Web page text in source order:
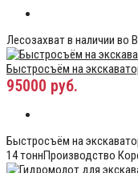
Лесозахват в наличии во
Быстросъём на
95000 руб.
Быстросъём на
14 тоннПроизводство